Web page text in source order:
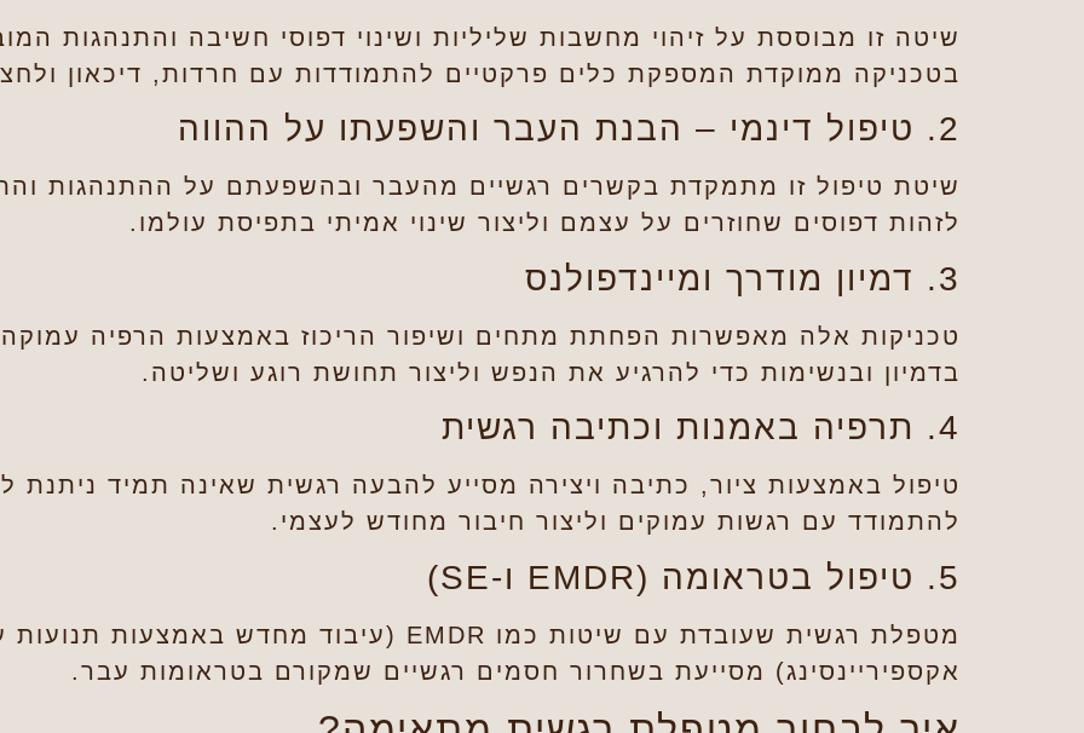
שיטה זו מבוססת על זיהוי מחשבות שליליות ושינוי דפוסי חשיבה והתנהגות
בטכניקה ממוקדת המספקת כלים פרקטיים להתמודדות עם חרדות, דיכאון
2. טיפול דינמי – הבנת העבר והשפעתו על ההווה
שיטת טיפול זו מתמקדת בקשרים רגשיים מהעבר ובהשפעתם על ההתנהגות
לזהות דפוסים שחוזרים על עצמם וליצור שינוי אמיתי בתפיסת עולמו.
3. דמיון מודרך ומיינדפולנס
טכניקות אלה מאפשרות הפחתת מתחים ושיפור הריכוז באמצעות הרפיה
בדמיון ובנשימות כדי להרגיע את הנפש וליצור תחושת רוגע ושליטה.
4. תרפיה באמנות וכתיבה רגשית
טיפול באמצעות ציור, כתיבה ויצירה מסייע להבעה רגשית שאינה תמיד ניתנת
להתמודד עם רגשות עמוקים וליצור חיבור מחודש לעצמי.
5. טיפול בטראומה (EMDR ו-SE)
אקספיריינסינג) מסייעת בשחרור חסמים רגשיים שמקורם בטראומות עבר.